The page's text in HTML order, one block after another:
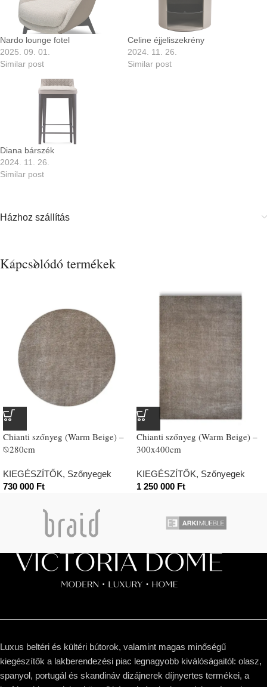
Nardo lounge fotel
2025. 09. 01.
Similar post
Celine éjjeliszekrény
2024. 11. 26.
Similar post
Diana bárszék
2024. 11. 26.
Similar post
Házhoz szállítás
Kapcsolódó termékek
Chianti szőnyeg (Warm Beige) –
⦰280cm
KIEGÉSZÍTŐK, Szőnyegek
730 000 Ft
Chianti szőnyeg (Warm Beige) –
300x400cm
KIEGÉSZÍTŐK, Szőnyegek
1 250 000 Ft
Luxus beltéri és kültéri bútorok, valamint magas minőségű
kiegészítők a lakberendezési piac legnagyobb kiválóságaitól: olasz,
spanyol, portugál és skandináv dizájnerek díjnyertes termékei, a